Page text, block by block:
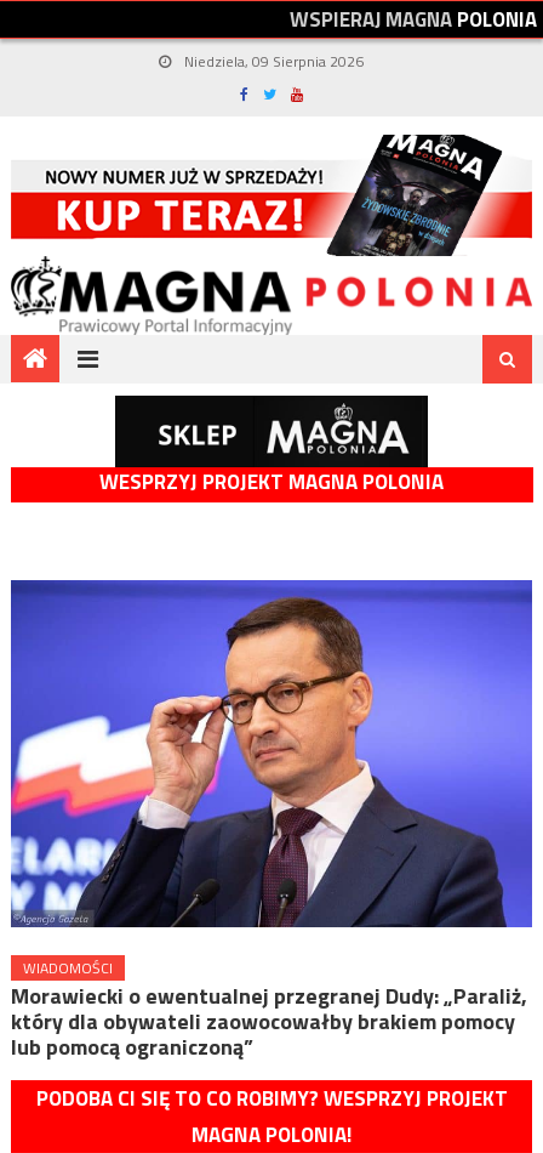
WSPIERAJMAGNAPOLONIA
Niedziela, 09 Sierpnia 2026
WESPRZYJ PROJEKT MAGNA POLONIA
WIADOMOŚCI
Morawiecki o ewentualnej przegranej Dudy: „Paraliż,
który dla obywateli zaowocowałby brakiem pomocy
lub pomocą ograniczoną”
PODOBA CI SIĘ TO CO ROBIMY? WESPRZYJ PROJEKT
MAGNA POLONIA!